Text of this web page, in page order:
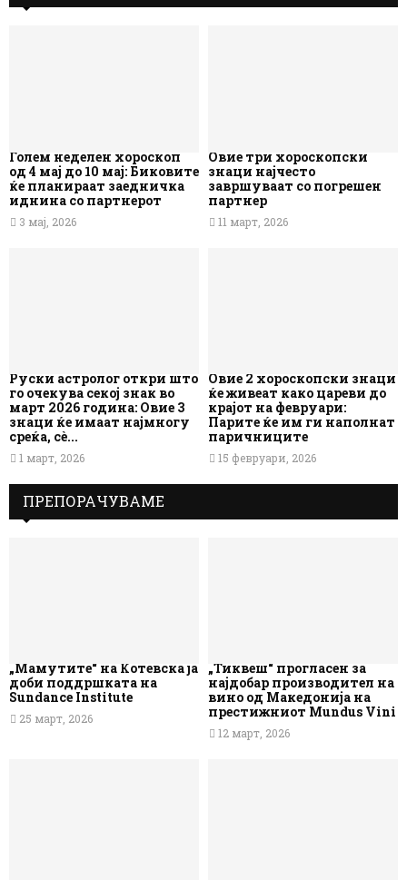
Голем неделен хороскоп
од 4 мај до 10 мај: Биковите
ќе планираат заедничка
иднина со партнерот
3 мај, 2026
Овие три хороскопски
знаци најчесто
завршуваат со погрешен
партнер
11 март, 2026
Руски астролог откри што
го очекува секој знак во
март 2026 година: Овие 3
знаци ќе имаат најмногу
среќа, сè...
1 март, 2026
Овие 2 хороскопски знаци
ќе живеат како цареви до
крајот на февруари:
Парите ќе им ги наполнат
паричниците
15 февруари, 2026
ПРЕПОРАЧУВАМЕ
„Мамутите“ на Котевска ја
доби поддршката на
Sundance Institute
25 март, 2026
„Тиквеш“ прогласен за
најдобар производител на
вино од Македонија на
престижниот Mundus Vini
12 март, 2026